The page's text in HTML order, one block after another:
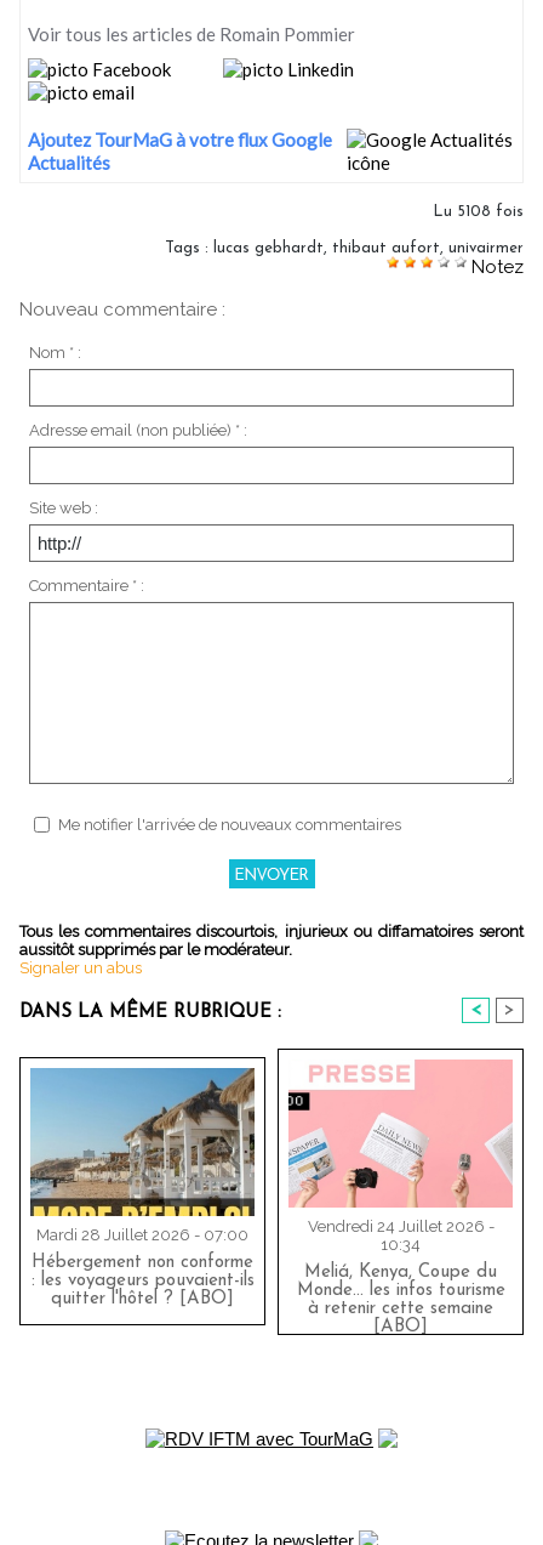
Voir tous les articles de Romain Pommier
Ajoutez TourMaG à votre flux Google
Actualités
Lu 5108 fois
Tags : lucas gebhardt, thibaut aufort, univairmer
Notez
Nouveau commentaire :
Nom * :
Adresse email (non publiée) * :
Site web :
Commentaire * :
Me notifier l'arrivée de nouveaux commentaires
Tous les commentaires discourtois, injurieux ou diffamatoires seront
aussitôt supprimés par le modérateur.
Signaler un abus
DANS LA MÊME RUBRIQUE : < >
Mardi 28 Juillet 2026 - 07:00
Hébergement non conforme
: les voyageurs pouvaient-ils
quitter l'hôtel ? [ABO]
Vendredi 24 Juillet 2026 -
10:34
Meliá, Kenya, Coupe du
Monde… les infos tourisme
à retenir cette semaine
[ABO]